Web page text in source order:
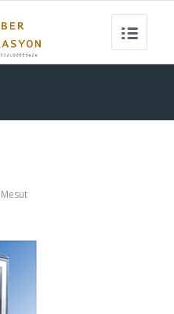
Mesut